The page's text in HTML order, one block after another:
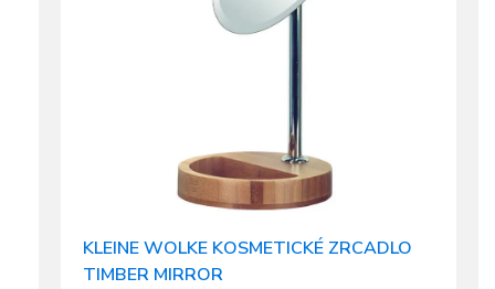
KLEINE WOLKE KOSMETICKÉ ZRCADLO
TIMBER MIRROR